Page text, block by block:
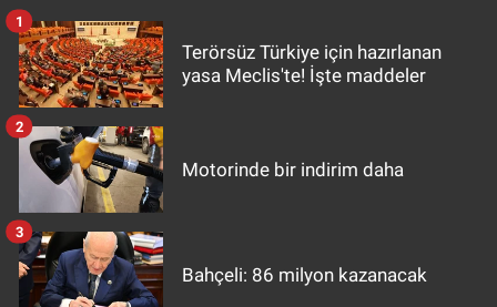
Terörsüz Türkiye için hazırlanan
yasa Meclis'te! İşte maddeler
1
Motorinde bir indirim daha
2
Bahçeli: 86 milyon kazanacak
3